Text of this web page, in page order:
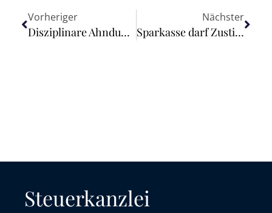
Vorheriger
Disziplinare Ahndung wiederholter Kernzeitverletzungen bei ausgeglichenem Gleitzeitkonto
Nächster
Sparkasse darf Zustimmung zu AGB nicht unterschieben
Steuerkanzlei